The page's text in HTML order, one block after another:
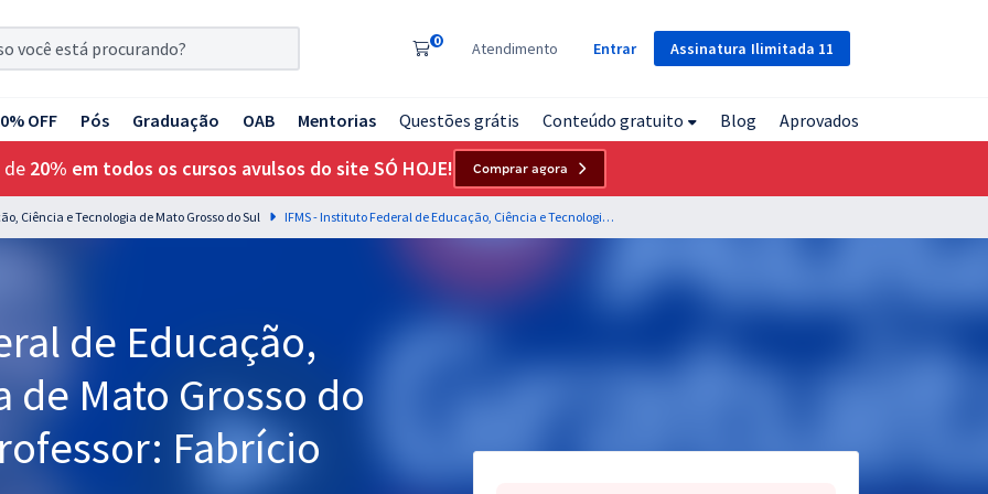
Assinatura Ilimitada 11
0 Atendimento Entrar
OFF Pós Graduação OAB Mentorias Questões grátis Conteúdo gratuito Blog Aprovados
de 20% em todos os cursos avulsos do site SÓ HOJE! Comprar agora
Ciência e Tecnologia de Mato Grosso do Sul IFMS - Instituto Federal de Educação, Ciência e Tecnologia de Mato Grosso do Sul - Informática - Professor: Fabrício Melo
de Educação,
de Mato Grosso do
Fabrício